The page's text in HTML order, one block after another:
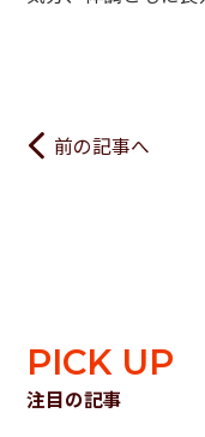
前の記事へ
PICK UP
注目の記事